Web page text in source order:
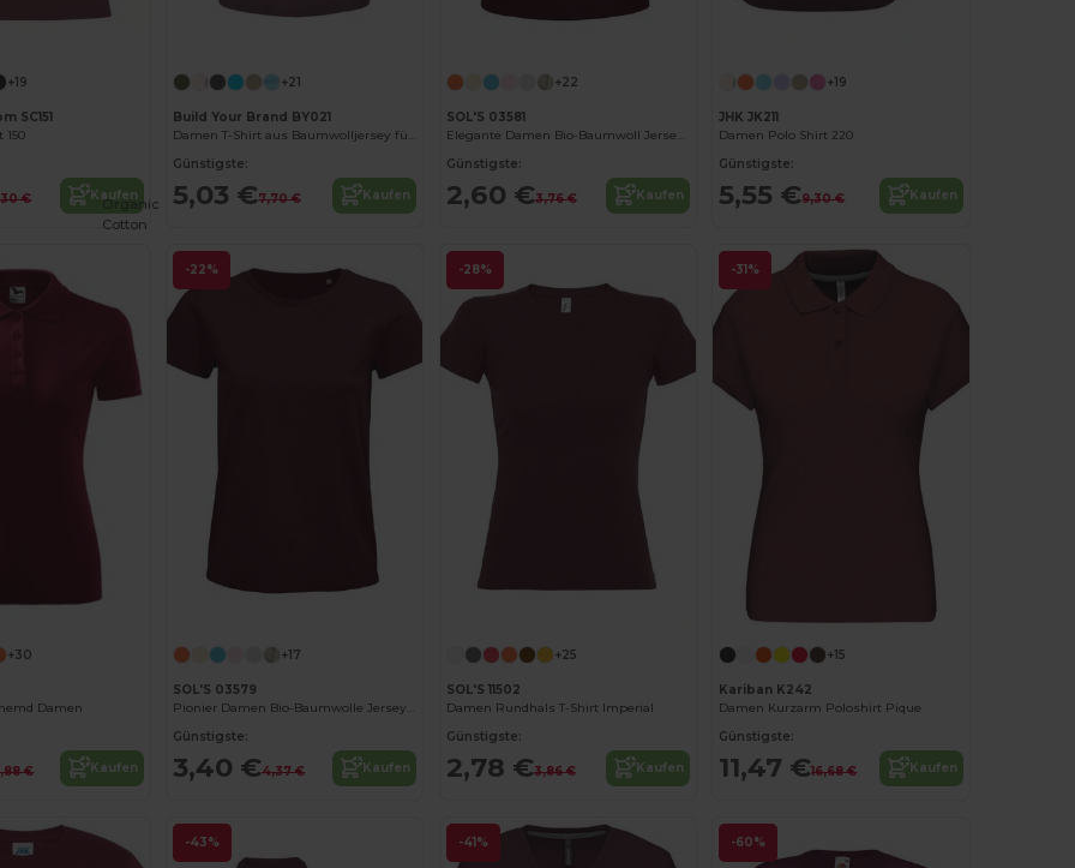
+19
SC151
150
€ Kaufen
+21
Build Your Brand BY021
Damen T-Shirt aus Baumwolljersey für Sommer
Günstigste:
5,03 €7,70 € Kaufen
+22
SOL'S 03581
Elegante Damen Bio-Baumwoll Jersey T-Shirt
Günstigste:
2,60 €3,76 € Kaufen
+19
JHK JK211
Damen Polo Shirt 220
Günstigste:
5,55 €9,30 € Kaufen
+30
Damen
€ Kaufen
-22%
Organic
Cotton
+17
SOL'S 03579
Pionier Damen Bio-Baumwolle Jersey T-Shirt
Günstigste:
3,40 €4,37 € Kaufen
-28%
+25
SOL'S 11502
Damen Rundhals T-Shirt Imperial
Günstigste:
2,78 €3,86 € Kaufen
-31%
+15
Kariban K242
Damen Kurzarm Poloshirt Pique
Günstigste:
11,47 €16,68 € Kaufen
-43% -41% -60%